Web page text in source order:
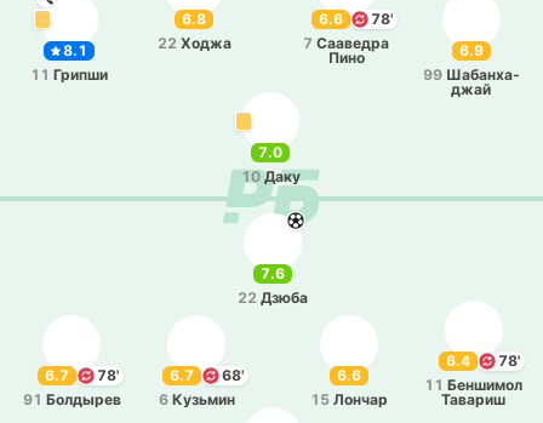
6.6
78'
7 Саа­ве­дра
Пино
6.9
99 Ша­ба­нха­
джай
8.1
11 Грипши
6.8
22 Ходжа
7.0
10 Даку
6.7
68'
6 Ку­зьмин
6.4
78'
11 Бе­нши­мол
Та­ва­риш
6.6
15 Лончар
6.7
78'
91 Бо­лды­рев
7.6
22 Дзюба